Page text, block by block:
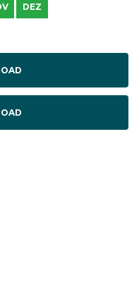
DEZ